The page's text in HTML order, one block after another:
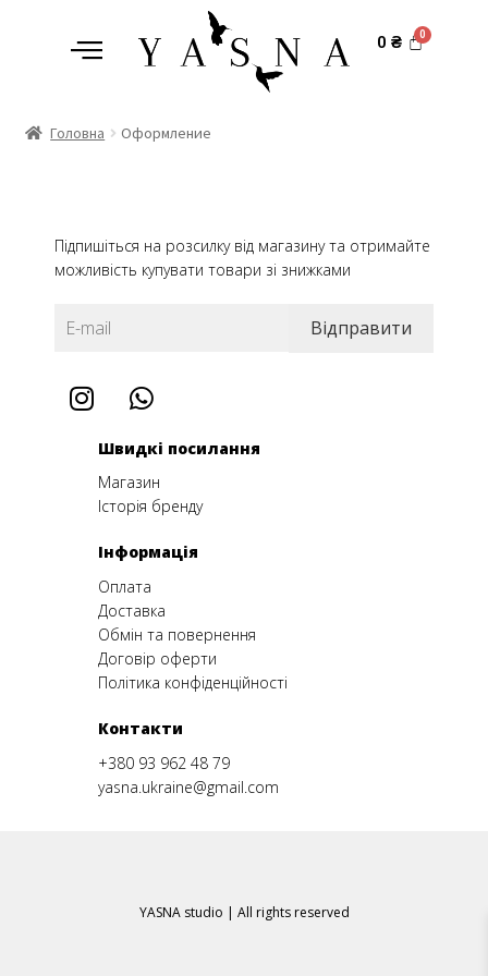
0 ₴
Головна Оформление
Підпишіться на розсилку від магазину та отримайте
можливість купувати товари зі знижками
Швидкі посилання
Магазин
Історія бренду
Інформація
Оплата
Доставка
Обмін та повернення
Договір оферти
Політика конфіденційності
Контакти
+380 93 962 48 79
yasna.ukraine@gmail.com
YASNA studio | All rights reserved